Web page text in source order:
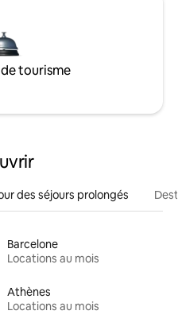
tourisme
des séjours prolongés
Barcelone
Locations au mois
Athènes
Locations au mois